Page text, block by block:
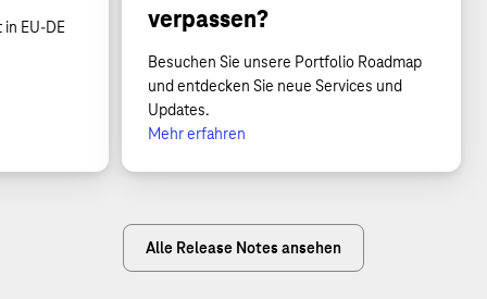
EU-DE
verpassen?
Besuchen Sie unsere Portfolio Roadmap
und entdecken Sie neue Services und
Updates.
Mehr erfahren
Alle Release Notes ansehen